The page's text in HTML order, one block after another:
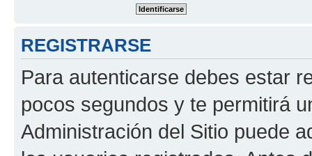
REGISTRARSE
Para autenticarse debes estar
pocos segundos y te permitirá
Administración del Sitio puede